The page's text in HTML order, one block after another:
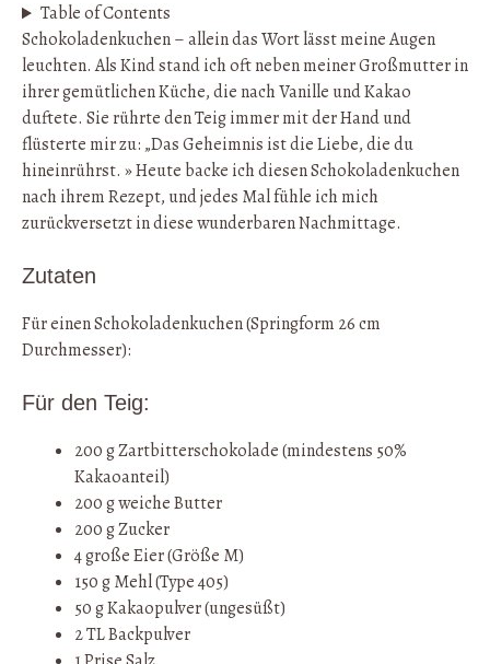
Table of Contents
Schokoladenkuchen – allein das Wort lässt meine Augen
leuchten. Als Kind stand ich oft neben meiner Großmutter in
ihrer gemütlichen Küche, die nach Vanille und Kakao
duftete. Sie rührte den Teig immer mit der Hand und
flüsterte mir zu: „Das Geheimnis ist die Liebe, die du
hineinrührst. » Heute backe ich diesen Schokoladenkuchen
nach ihrem Rezept, und jedes Mal fühle ich mich
zurückversetzt in diese wunderbaren Nachmittage.
Zutaten
Für einen Schokoladenkuchen (Springform 26 cm
Durchmesser):
Für den Teig:
200 g Zartbitterschokolade (mindestens 50%
Kakaoanteil)
200 g weiche Butter
200 g Zucker
4 große Eier (Größe M)
150 g Mehl (Type 405)
50 g Kakaopulver (ungesüßt)
2 TL Backpulver